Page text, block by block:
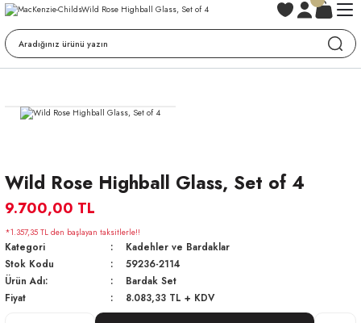
Wild Rose Highball Glass, Set of 4
9.700,00 TL
*1.357,35 TL den başlayan taksitlerle!!
Kategori
Kadehler ve Bardaklar
Stok Kodu
59236-2114
Ürün Adı:
Bardak Set
Fiyat
8.083,33 TL + KDV